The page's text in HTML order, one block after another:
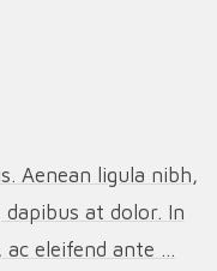
Aenean ligula nibh,
at dolor. In
eleifend ante ...